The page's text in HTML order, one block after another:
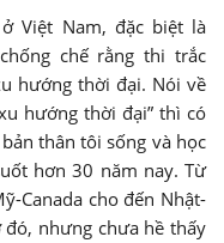
Việt Nam, đặc biệt là
chế rằng thi trắc
hướng thời đại. Nói về
hướng thời đại” thì có
thân tôi sống và học
hơn 30 năm nay. Từ
Canada cho đến Nhật-
nhưng chưa hề thấy